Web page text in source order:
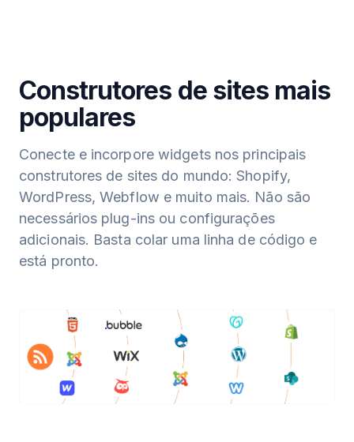
Construtores de sites mais
populares
Conecte e incorpore widgets nos principais
construtores de sites do mundo: Shopify,
WordPress, Webflow e muito mais. Não são
necessários plug-ins ou configurações
adicionais. Basta colar uma linha de código e
está pronto.